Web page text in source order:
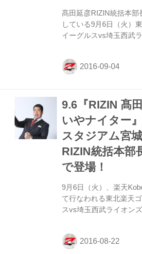
さった、髙田延彦さん
きました。
髙田延彦RIZIN統括本部
している9月6日（火）
イーグルスvs埼玉西武
ー・ハートさんの出演
手コールで野球ファン
ン れ～べ～ステージ）
要チェック！ また、「
こいやナイター」の模
「AtEagles」で無料配
2016年9月6日（火）埼
試合開始／18:00 開場／
9.6『RIZIN 髙
いやナイター
スタジアム宮
RIZIN統括本部
で登場！
9月6日（火）、楽天
て行なわれる東北楽天
スvs埼玉西武ライオン
統括本部長の始球式が
正面ステージ（タカラ